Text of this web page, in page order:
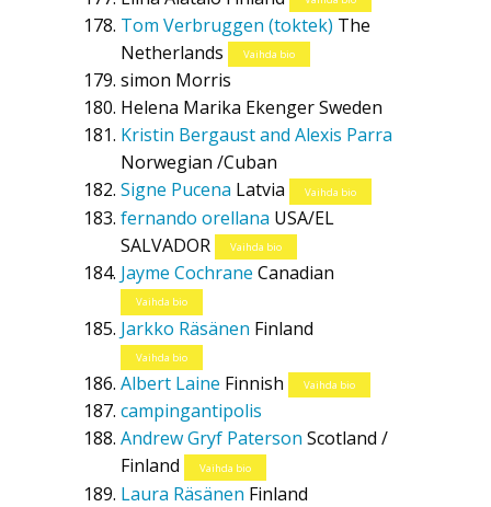
Tom Verbruggen (toktek) The
Netherlands
Vaihda bio
simon Morris
Helena Marika EkengerSweden
Kristin Bergaust and Alexis Parra
Norwegian /Cuban
Signe Pucena Latvia Vaihda bio
fernando orellana USA/EL
SALVADOR
Vaihda bio
Jayme Cochrane Canadian
Vaihda bio
Jarkko Räsänen Finland
Vaihda bio
Albert Laine Finnish Vaihda bio
campingantipolis
Andrew Gryf Paterson Scotland /
Finland
Vaihda bio
Laura Räsänen Finland